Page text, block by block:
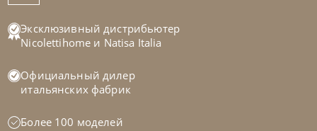
Эксклюзивный дистрибьютер
Nicolettihome и Natisa Italia
Официальный дилер
итальянских фабрик
Более 100 моделей